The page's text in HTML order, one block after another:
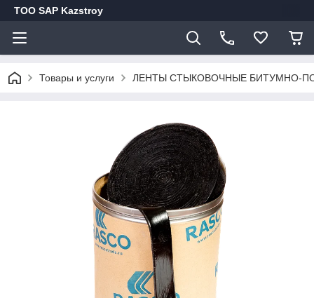
ТОО SAP Kazstroy
Товары и услуги ЛЕНТЫ СТЫКОВОЧНЫЕ БИТУМНО-